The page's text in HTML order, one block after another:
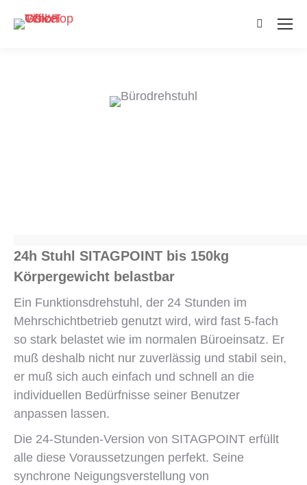
Search:
24h Stuhl SITAGPOINT bis 150kg
Körpergewicht belastbar
Ein Funktionsdrehstuhl, der 24 Stunden im
Mehrschichtbetrieb genutzt wird, wird fast 5-fach
so stark belastet wie im normalen Büroeinsatz. Er
muß deshalb nicht nur zuverlässig und stabil sein,
er muß sich auch einfach und schnell an die
individuellen Bedürfnisse seiner Benutzer
anpassen lassen.
Die 24-Stunden-Version von SITAGPOINT erfüllt
alle diese Voraussetzungen perfekt. Seine
synchrone Neigungsverstellung von